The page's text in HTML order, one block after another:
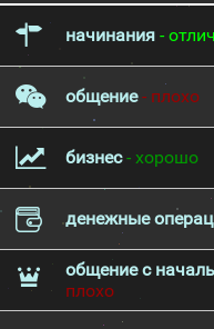
начинания -
общение- плохо
бизнес- хорошо
денежные
общение с
плохо